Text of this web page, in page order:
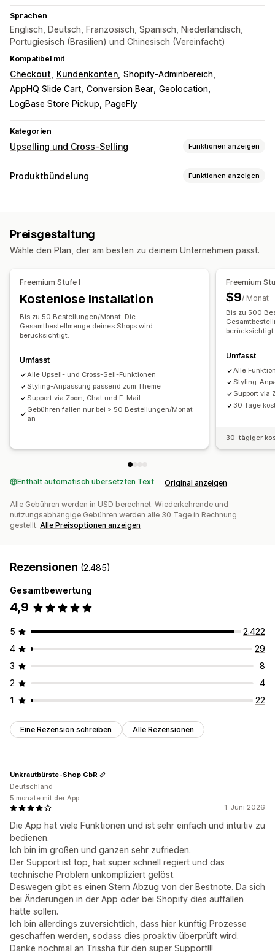
Sprachen
Englisch, Deutsch, Französisch, Spanisch, Niederländisch,
Portugiesisch (Brasilien) und Chinesisch (Vereinfacht)
Kompatibel mit
Checkout Kundenkonten Shopify-Adminbereich
AppHQ Slide Cart Conversion Bear Geolocation
LogBase Store Pickup
PageFly
Kategorien
Upselling und Cross-Selling Funktionen anzeigen
Anpassung
Benutzerdefinierte CSS
Mehrere Sprachen
Angebote und Empfehlungen
Produkt-Add-ons
Produktempfehlungen
KI-Empfehlungen
Abonnement-Upgrade
Klickraten
Produktbündelung Funktionen anzeigen
Häufig zusammen gekauft
Preisgestaltung
Wähle den Plan, der am besten zu deinem Unternehmen passt.
Freemium Stufe I
Kostenlose Installation
Bis zu 50 Bestellungen/Monat. Die
Gesamtbestellmenge deines Shops wird
berücksichtigt.
Umfasst
Alle Upsell- und Cross-Sell-Funktionen
Styling-Anpassung passend zum Theme
Support via Zoom, Chat und E-Mail
Gebühren fallen nur bei > 50 Bestellungen/Monat
an
Freemium
$9/ Monat
Bis zu 500
Umfasst
Alle
Styling-
Support via
30 Tage
30-tägiger
Enthält automatisch übersetzten Text Original anzeigen
Alle Gebühren werden in USD berechnet. Wiederkehrende und
nutzungsabhängige Gebühren werden alle 30 Tage in Rechnung
gestellt. Alle Preisoptionen anzeigen
Rezensionen (2.485)
Gesamtbewertung
4,9
5
2.422
4
29
3
8
2
4
1
22
Eine Rezension schreiben Alle Rezensionen
1. Juni 2026
Die App hat viele Funktionen und ist sehr einfach und intuitiv zu
bedienen.
Ich bin im großen und ganzen sehr zufrieden.
Der Support ist top, hat super schnell regiert und das
technische Problem unkompliziert gelöst.
Deswegen gibt es einen Stern Abzug von der Bestnote. Da sich
bei Änderungen in der App oder bei Shopify dies auffallen
hätte sollen.
Ich bin allerdings zuversichtlich, dass hier künftig Prozesse
geschaffen werden, sodass dies proaktiv überprüft wird.
Danke nochmal an Trissha für den super Support!!!
Unkrautbürste-Shop GbR
Deutschland
5 monate mit der App